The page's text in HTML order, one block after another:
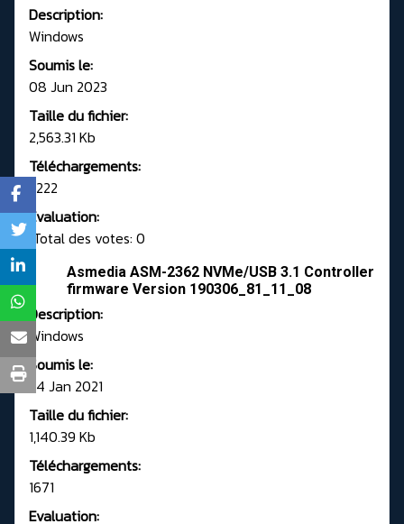
Description:
Windows
Soumis le:
08 Jun 2023
Taille du fichier:
2,563.31 Kb
Téléchargements:
2222
Evaluation:
Total des votes: 0
Asmedia ASM-2362 NVMe/USB 3.1 Controller
firmware Version 190306_81_11_08
Description:
Windows
Soumis le:
24 Jan 2021
Taille du fichier:
1,140.39 Kb
Téléchargements:
1671
Evaluation: